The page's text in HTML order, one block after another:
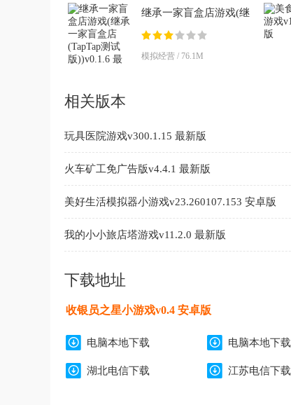
继承一家盲盒店游戏(继
承一家盲盒店(TapTap测
模拟经营 / 76.1M
相关版本
玩具医院游戏v300.1.15 最新版
火车矿工免广告版v4.4.1 最新版
美好生活模拟器小游戏v23.260107.153 安卓版
我的小小旅店塔游戏v11.2.0 最新版
下载地址
收银员之星小游戏v0.4 安卓版
电脑本地下载 电脑本地下载
湖北电信下载 江苏电信下载